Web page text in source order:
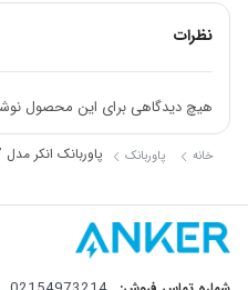
استفاده روزمره و سفر مناسب است.
قابلیت‌ها، به شما کمک می‌کند تا
آماده‌اید تا با توان فنی این
به مشخصات آن بیندازیم و راز
نظرات
هیچ دیدگاهی برای این محصول
خانه پاوربانک پاوربانک انکر مدل Anker Power Bank Power core 10000mAh A1257